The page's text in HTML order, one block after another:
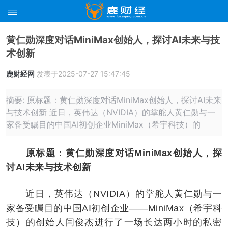
黄仁勋深度对话MiniMax创始人，探讨AI未来与技
术创新
鹿财经网 发表于2025-07-27 15:47:45
摘要: 原标题：黄仁勋深度对话MiniMax创始人，探讨AI未来
与技术创新 近日，英伟达（NVIDIA）的掌舵人黄仁勋与一
家备受瞩目的中国AI初创企业MiniMax（希宇科技）的
原标题：黄仁勋深度对话MiniMax创始人，探
讨AI未来与技术创新
近日，英伟达（NVIDIA）的掌舵人黄仁勋与一
家备受瞩目的中国AI初创企业——MiniMax（希宇科
技）的创始人闫俊杰进行了一场长达两小时的私密